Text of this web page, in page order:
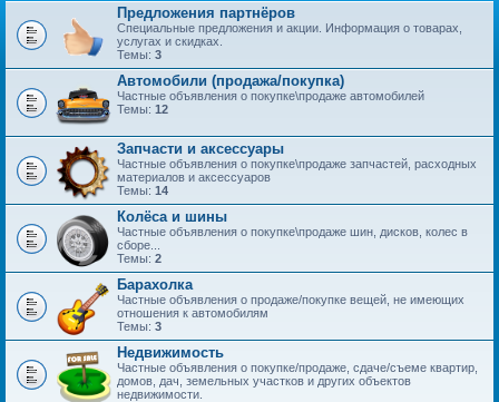
Предложения партнёров
Специальные предложения и акции. Информация о товарах,
услугах и скидках.
Темы: 3
Автомобили (продажа/покупка)
Частные объявления о покупке\продаже автомобилей
Темы: 12
Запчасти и аксессуары
Частные объявления о покупке\продаже запчастей, расходных
материалов и аксессуаров
Темы: 14
Колёса и шины
Частные объявления о покупке\продаже шин, дисков, колес в
сборе...
Темы: 2
Барахолка
Частные объявления о продаже/покупке вещей, не имеющих
отношения к автомобилям
Темы: 3
Недвижимость
Частные объявления о покупке/продаже, сдаче/съеме квартир,
домов, дач, земельных участков и других объектов
недвижимости.